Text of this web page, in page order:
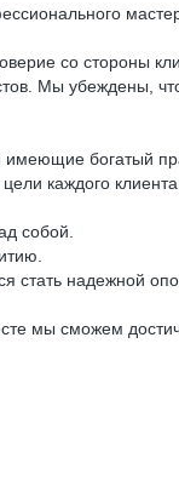
со стороны
Мы убеждены,
богатый
каждого клиента.
собой.
стать надежной
мы сможем